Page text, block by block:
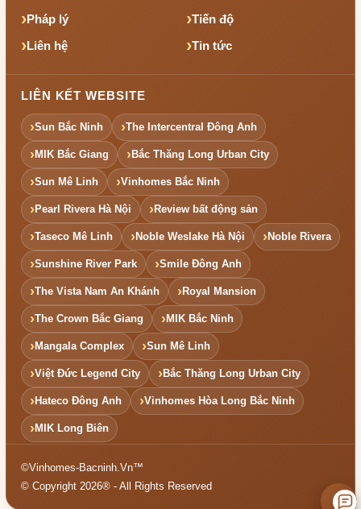
Pháp lý
Liên hệ
Tiến độ
Tin tức
LIÊN KẾT WEBSITE
Sun Bắc Ninh The Intercentral Đông Anh
MIK Bắc Giang Bắc Thăng Long Urban City
Sun Mê Linh Vinhomes Bắc Ninh
Pearl Rivera Hà Nội Review bất động sản
Taseco Mê Linh Noble Weslake Hà Nội Noble Rivera
Sunshine River Park Smile Đông Anh
The Vista Nam An Khánh Royal Mansion
The Crown Bắc Giang MIK Bắc Ninh
Mangala Complex Sun Mê Linh
Việt Đức Legend City Bắc Thăng Long Urban City
Hateco Đông Anh Vinhomes Hòa Long Bắc Ninh
MIK Long Biên
©Vinhomes-Bacninh.Vn™
© Copyright 2026® - All Rights Reserved
₫